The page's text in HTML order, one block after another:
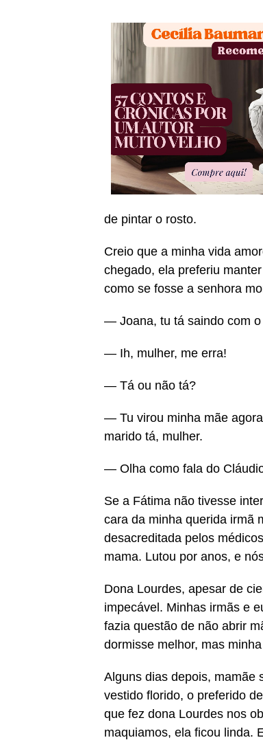
de pintar o rosto.
Creio que a minha vida
chegado, ela preferiu
como se fosse a senhora
— Joana, tu tá saindo com
— Ih, mulher, me erra!
— Tá ou não tá?
— Tu virou minha mãe
marido tá, mulher.
— Olha como fala do
Se a Fátima não tivesse
cara da minha querida irmã
desacreditada pelos
mama. Lutou por anos, e
Dona Lourdes, apesar de
impecável. Minhas irmãs e
fazia questão de não abrir
dormisse melhor, mas
Alguns dias depois, mamãe
vestido florido, o preferido
que fez dona Lourdes nos
maquiamos, ela ficou linda.